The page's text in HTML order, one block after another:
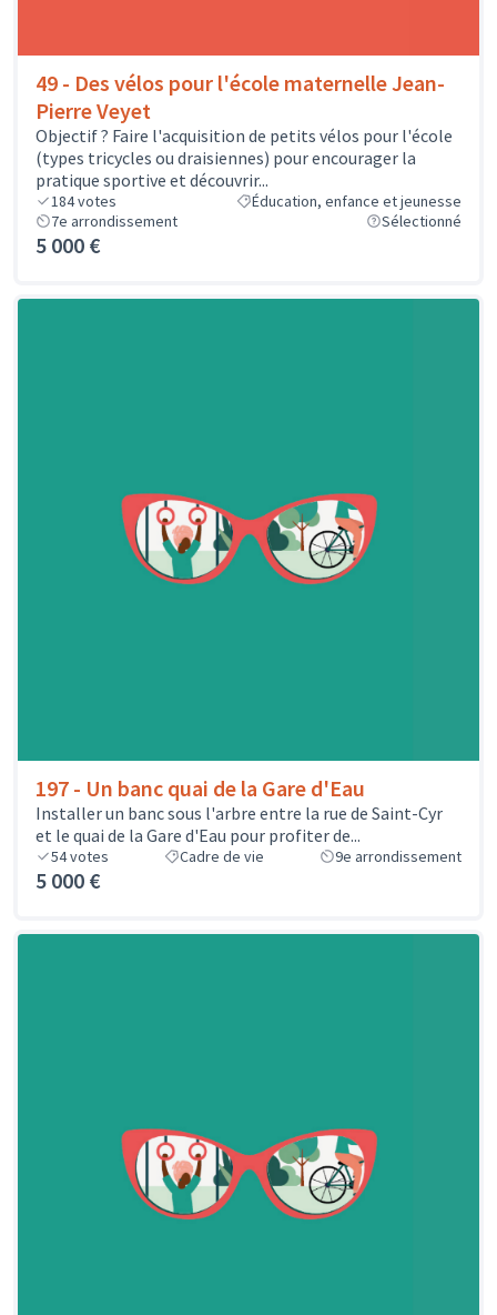
49 - Des vélos pour l'école maternelle Jean-
Pierre Veyet
Objectif ? Faire l'acquisition de petits vélos pour l'école
(types tricycles ou draisiennes) pour encourager la
pratique sportive et découvrir...
184votes
Éducation, enfance et jeunesse
7e arrondissement
Sélectionné
5 000 €
197 - Un banc quai de la Gare d'Eau
Installer un banc sous l'arbre entre la rue de Saint-Cyr
et le quai de la Gare d'Eau pour profiter de...
54votes Cadre de vie 9e arrondissement
5 000 €